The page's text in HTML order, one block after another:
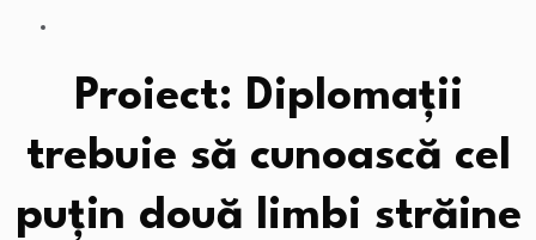
Proiect: Diplomații
trebuie să cunoască cel
puțin două limbi străine